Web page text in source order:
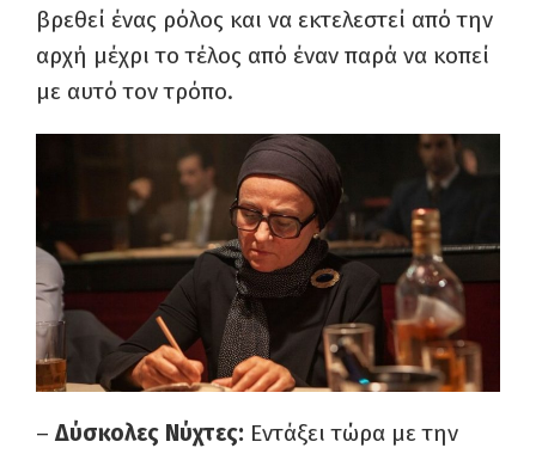
βρεθεί ένας ρόλος και να εκτελεστεί από την
αρχή μέχρι το τέλος από έναν παρά να κοπεί
με αυτό τον τρόπο.
– Δύσκολες Νύχτες: Εντάξει τώρα με την